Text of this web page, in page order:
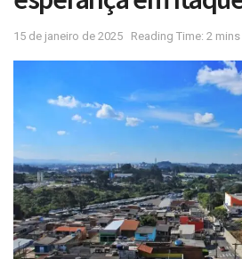
15 de janeiro de 2025 Reading Time: 2 mins